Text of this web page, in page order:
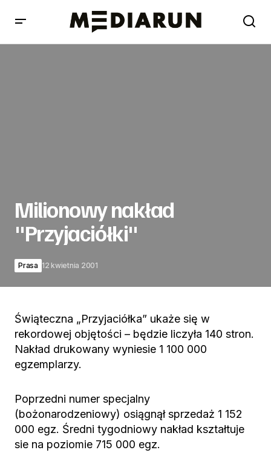
Milionowy nakład
"Przyjaciółki"
Prasa 12 kwietnia 2001
Świąteczna „Przyjaciółka” ukaże się w
rekordowej objętości – będzie liczyła 140 stron.
Nakład drukowany wyniesie 1 100 000
egzemplarzy.
Poprzedni numer specjalny
(bożonarodzeniowy) osiągnął sprzedaż 1 152
000 egz. Średni tygodniowy nakład kształtuje
sie na poziomie 715 000 egz.